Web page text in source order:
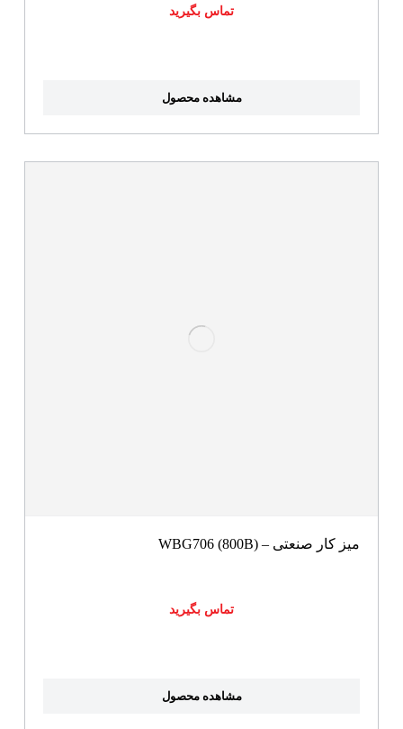
تماس بگیرید
مشاهده محصول
میز کار صنعتی – WBG706 (800B)
تماس بگیرید
مشاهده محصول